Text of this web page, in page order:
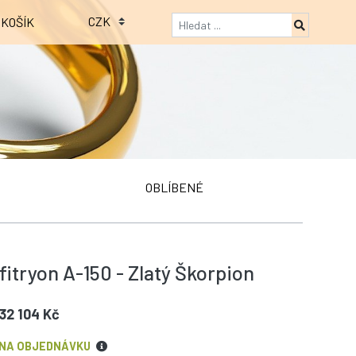
KOŠÍK
OBLÍBENÉ
A-150 - Zlatý Škorpion
104 Kč
OBJEDNÁVKU